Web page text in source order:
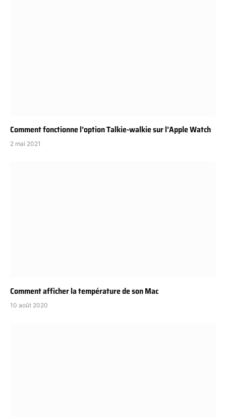
Comment fonctionne l’option Talkie-walkie sur l’Apple Watch
2 mai 2021
Comment afficher la température de son Mac
10 août 2020